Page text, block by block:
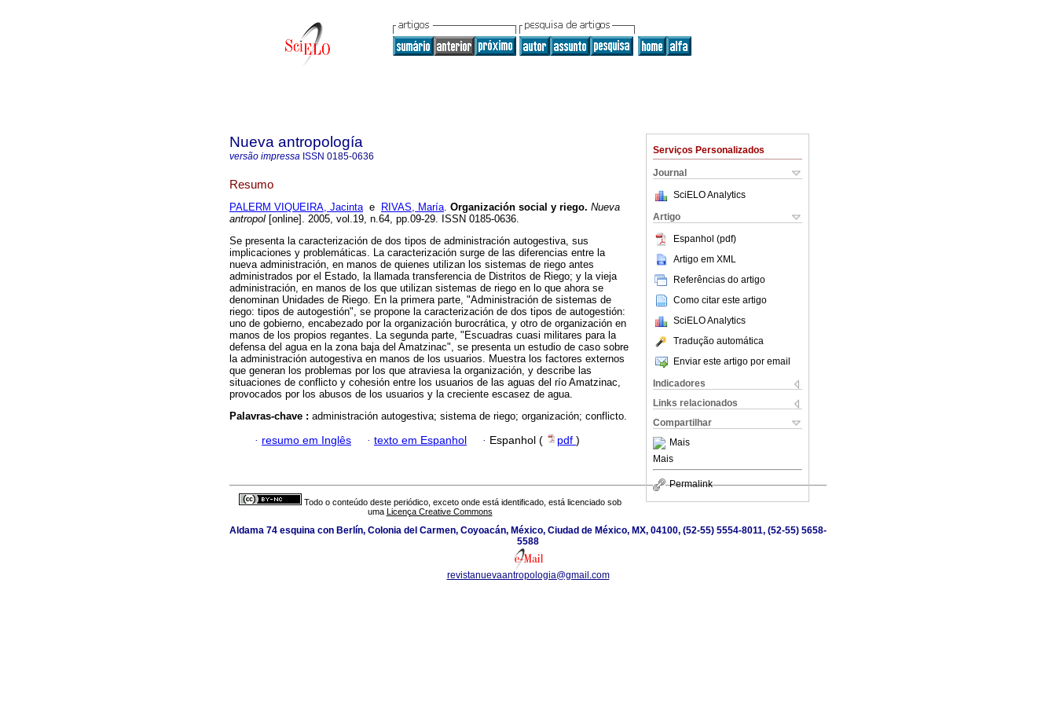
Serviços Personalizados
Journal
SciELO Analytics
Artigo
Espanhol (pdf)
Artigo em XML
Referências do artigo
Como citar este artigo
SciELO Analytics
Tradução automática
Enviar este artigo por email
Indicadores
Links relacionados
Compartilhar
Mais
Mais
Permalink
Nueva antropología
versão impressa ISSN 0185-0636
Resumo
PALERM VIQUEIRA, Jacintae RIVAS, María. Organización social y riego. Nueva
antropol [online]. 2005, vol.19, n.64, pp.09-29. ISSN 0185-0636.
Se presenta la caracterización de dos tipos de administración autogestiva, sus
implicaciones y problemáticas. La caracterización surge de las diferencias entre la
nueva administración, en manos de quienes utilizan los sistemas de riego antes
administrados por el Estado, la llamada transferencia de Distritos de Riego; y la vieja
administración, en manos de los que utilizan sistemas de riego en lo que ahora se
denominan Unidades de Riego. En la primera parte, "Administración de sistemas de
riego: tipos de autogestión", se propone la caracterización de dos tipos de autogestión:
uno de gobierno, encabezado por la organización burocrática, y otro de organización en
manos de los propios regantes. La segunda parte, "Escuadras cuasi militares para la
defensa del agua en la zona baja del Amatzinac", se presenta un estudio de caso sobre
la administración autogestiva en manos de los usuarios. Muestra los factores externos
que generan los problemas por los que atraviesa la organización, y describe las
situaciones de conflicto y cohesión entre los usuarios de las aguas del río Amatzinac,
provocados por los abusos de los usuarios y la creciente escasez de agua.
Palavras-chave : administración autogestiva; sistema de riego; organización; conflicto.
· resumo em Inglês · texto em Espanhol · Espanhol ( pdf )
Todo o conteúdo deste periódico, exceto onde está identificado, está licenciado sob
uma Licença Creative Commons
Aldama 74 esquina con Berlín, Colonia del Carmen, Coyoacán, México, Ciudad de México, MX, 04100, (52-55) 5554-8011, (52-55) 5658-
5588
revistanuevaantropologia@gmail.com